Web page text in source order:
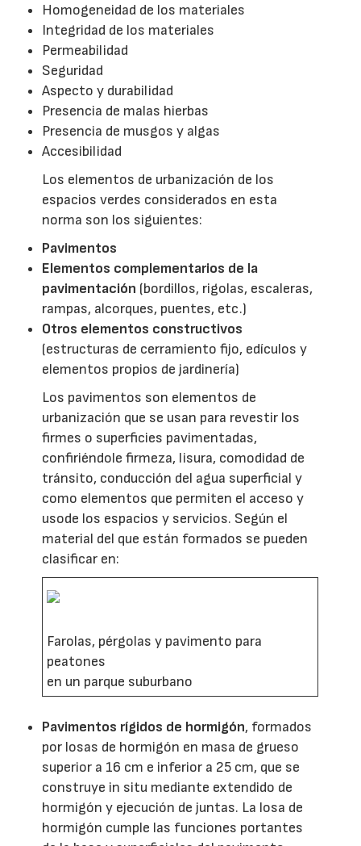
Homogeneidad de los materiales
Integridad de los materiales
Permeabilidad
Seguridad
Aspecto y durabilidad
Presencia de malas hierbas
Presencia de musgos y algas
Accesibilidad
Los elementos de urbanización de los
espacios verdes considerados en esta
norma son los siguientes:
Pavimentos
Elementos complementarios de la
pavimentación (bordillos, rigolas, escaleras,
rampas, alcorques, puentes, etc.)
Otros elementos constructivos
(estructuras de cerramiento fijo, edículos y
elementos propios de jardinería)
Los pavimentos son elementos de
urbanización que se usan para revestir los
firmes o superficies pavimentadas,
confiriéndole firmeza, lisura, comodidad de
tránsito, conducción del agua superficial y
como elementos que permiten el acceso y
usode los espacios y servicios. Según el
material del que están formados se pueden
clasificar en:
Farolas, pérgolas y pavimento para
peatones
en un parque suburbano
Pavimentos rígidos de hormigón, formados
por losas de hormigón en masa de grueso
superior a 16 cm e inferior a 25 cm, que se
construye in situ mediante extendido de
hormigón y ejecución de juntas. La losa de
hormigón cumple las funciones portantes